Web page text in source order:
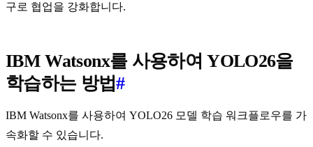
구로 협업을 강화합니다.
IBM Watsonx를 사용하여 YOLO26을
학습하는 방법#
IBM Watsonx를 사용하여 YOLO26 모델 학습 워크플로우를 가
속화할 수 있습니다.